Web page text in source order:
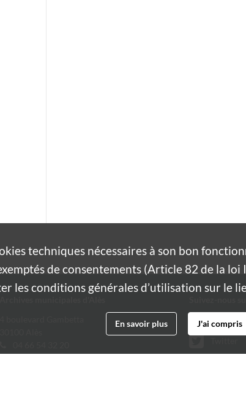
Facebook
techniques nécessaires à son bon
de consentements (Article 82 de la
les conditions générales d’utilisation sur le
En savoir plus J'ai compris